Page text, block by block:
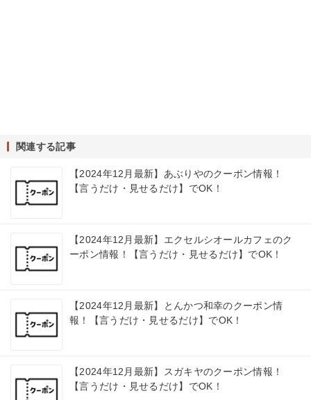
関連する記事
【2024年12月最新】あぶりやのクーポン情報！
【言うだけ・見せるだけ】でOK！
【2024年12月最新】エクセルシオールカフェのク
ーポン情報！【言うだけ・見せるだけ】でOK！
【2024年12月最新】とんかつ和幸のクーポン情
報！【言うだけ・見せるだけ】でOK！
【2024年12月最新】スガキヤのクーポン情報！
【言うだけ・見せるだけ】でOK！